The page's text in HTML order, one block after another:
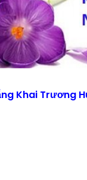
Khai Trương